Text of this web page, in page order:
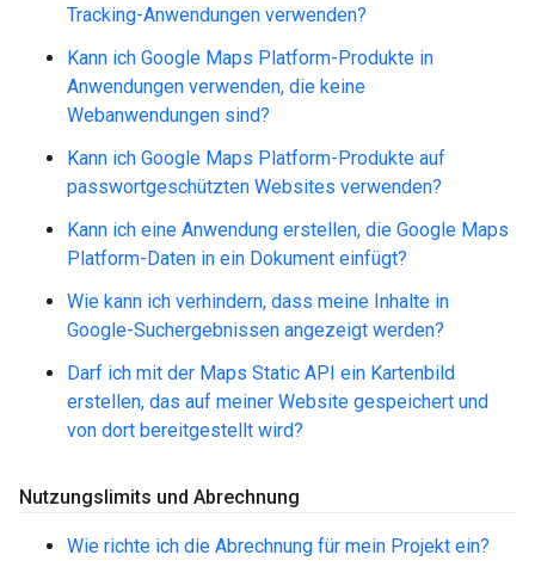
Tracking-Anwendungen verwenden?
Kann ich Google Maps Platform-Produkte in
Anwendungen verwenden, die keine
Webanwendungen sind?
Kann ich Google Maps Platform-Produkte auf
passwortgeschützten Websites verwenden?
Kann ich eine Anwendung erstellen, die Google Maps
Platform-Daten in ein Dokument einfügt?
Wie kann ich verhindern, dass meine Inhalte in
Google-Suchergebnissen angezeigt werden?
Darf ich mit der Maps Static API ein Kartenbild
erstellen, das auf meiner Website gespeichert und
von dort bereitgestellt wird?
Nutzungslimits und Abrechnung
Wie richte ich die Abrechnung für mein Projekt ein?